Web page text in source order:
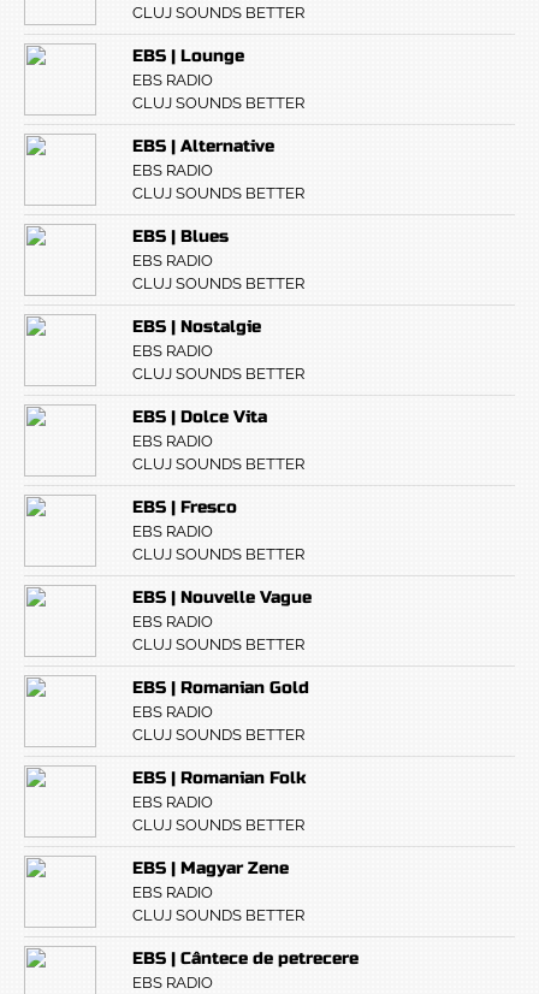
CLUJ SOUNDS BETTER
EBS | Lounge
EBS RADIO
CLUJ SOUNDS BETTER
EBS | Alternative
EBS RADIO
CLUJ SOUNDS BETTER
EBS | Blues
EBS RADIO
CLUJ SOUNDS BETTER
EBS | Nostalgie
EBS RADIO
CLUJ SOUNDS BETTER
EBS | Dolce Vita
EBS RADIO
CLUJ SOUNDS BETTER
EBS | Fresco
EBS RADIO
CLUJ SOUNDS BETTER
EBS | Nouvelle Vague
EBS RADIO
CLUJ SOUNDS BETTER
EBS | Romanian Gold
EBS RADIO
CLUJ SOUNDS BETTER
EBS | Romanian Folk
EBS RADIO
CLUJ SOUNDS BETTER
EBS | Magyar Zene
EBS RADIO
CLUJ SOUNDS BETTER
EBS | Cântece de petrecere
EBS RADIO